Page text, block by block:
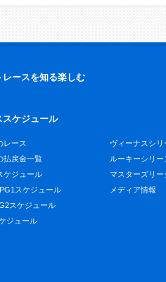
レースを知る楽しむ
スケジュール
レース
払戻金一覧
ケジュール
スケジュール
スケジュール
ジュール
ヴィーナスシリ
ルーキーシリー
マスターズリー
メディア情報